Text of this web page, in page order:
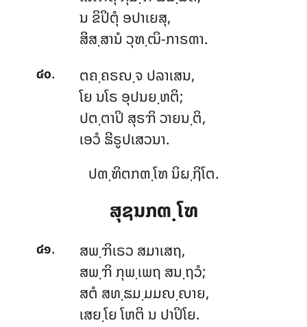
ນ ຂິປິຕຸໍ ອປາເຍສຸ,
ສິສ຺ສານໍ ວຸຑ຺ຒິ-ກາຣຓາ.
໔໐.
ຕຄ຺ຄຣຎ຺ຈ ປລາເສນ,
ໂຍ ນໂຣ ອຸປນຍ຺ຫຕິ;
ປຕ຺ຕາປິ ສຸຣຠິ ວາຍນ຺ຕິ,
ເອວໍ ຘີຣູປເສວນາ.
ປຓ຺ຑິຕກຓ຺ໂຑ ນິຏ຺ຐິໂຕ.
ສຸຊນກຓ຺ໂຑ
໔໑.
ສພ຺ຠິເຣວ ສມາເສຖ,
ສພ຺ຠິ ກຸພ຺ເພຖ ສນ຺ຖວໍ;
ສຕໍ ສທ຺ຘມ຺ມມຎ຺ຎາຍ,
ເສຍ຺ໂຍ ໂຫຕິ ນ ປາປິໂຍ.